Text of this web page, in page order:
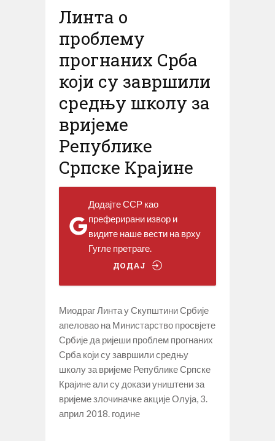
Линта о
проблему
прогнаних Срба
који су завршили
средњу школу за
вријеме
Републике
Српске Крајине
Додајте ССР као
преферирани извор и
видите наше вести на врху
Гугле претраге.
ДОДАЈ
Миодраг Линта у Скупштини Србије
апеловао на Министарство просвјете
Србије да ријеши проблем прогнаних
Срба који су завршили средњу
школу за вријеме Републике Српске
Крајине али су докази уништени за
вријеме злочиначке акције Олуја, 3.
април 2018. године